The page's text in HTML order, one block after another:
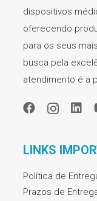
dispositivos
oferecendo
para os seus
busca pela
atendimento é a
LINKS
Política de
Prazos de